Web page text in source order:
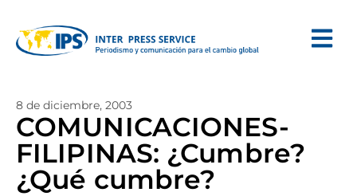
8 de diciembre, 2003
COMUNICACIONES-
FILIPINAS: ¿Cumbre?
¿Qué cumbre?